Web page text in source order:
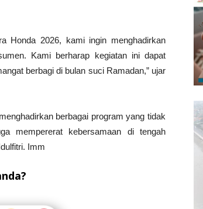
Honda 2026, kami ingin menghadirkan
Kami berharap kegiatan ini dapat
berbagi di bulan suci Ramadan,” ujar
berbagai program yang tidak
mempererat kebersamaan di tengah
Imm